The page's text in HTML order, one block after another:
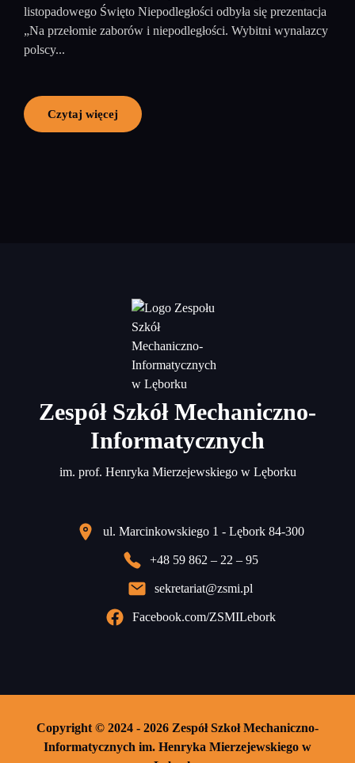
listopadowego Święto Niepodległości odbyła się prezentacja
„Na przełomie zaborów i niepodległości. Wybitni wynalazcy
polscy...
Czytaj więcej
Zespół Szkół Mechaniczno-
Informatycznych
im. prof. Henryka Mierzejewskiego w Lęborku
ul. Marcinkowskiego 1 - Lębork 84-300
+48 59 862 – 22 – 95
sekretariat@zsmi.pl
Facebook.com/ZSMILebork
Copyright © 2024 - 2026 Zespół Szkoł Mechaniczno-
Informatycznych im. Henryka Mierzejewskiego w